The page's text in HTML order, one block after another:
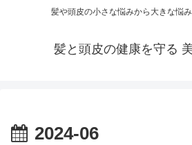
髪や頭皮の小さな悩みから大きな悩
髪と頭皮の健康を守る
2024-06